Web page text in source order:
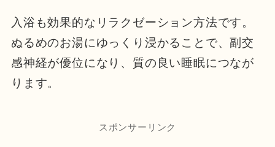
入浴も効果的なリラクゼーション方法です。
ぬるめのお湯にゆっくり浸かることで、副交
感神経が優位になり、質の良い睡眠につなが
ります。
スポンサーリンク